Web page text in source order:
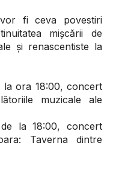
fi ceva povestiri
mișcării de
și renascentiste la
la ora 18:00, concert
muzicale ale
la 18:00, concert
Taverna dintre